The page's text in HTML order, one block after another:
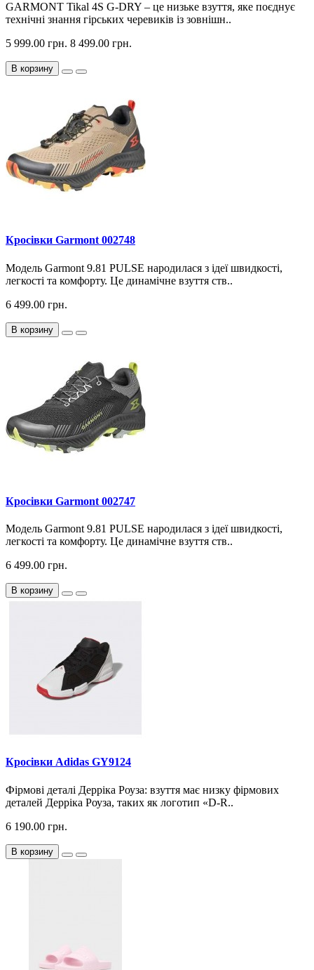
GARMONT Tikal 4S G-DRY – це низьке взуття, яке поєднує
технічні знання гірських черевиків із зовнішн..
5 999.00 грн. 8 499.00 грн.
В корзину
Кросiвки Garmont 002748
Модель Garmont 9.81 PULSE народилася з ідеї швидкості,
легкості та комфорту. Це динамічне взуття ств..
6 499.00 грн.
В корзину
Кросiвки Garmont 002747
Модель Garmont 9.81 PULSE народилася з ідеї швидкості,
легкості та комфорту. Це динамічне взуття ств..
6 499.00 грн.
В корзину
Кросiвки Adidas GY9124
Фірмові деталі Дерріка Роуза: взуття має низку фірмових
деталей Дерріка Роуза, таких як логотип «D-R..
6 190.00 грн.
В корзину